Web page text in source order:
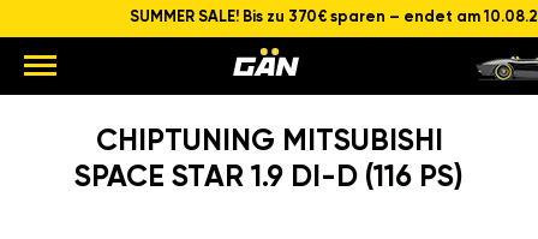
SUMMER SALE! Bis zu 370€ sparen – endet am
CHIPTUNING MITSUBISHI
SPACE STAR 1.9 DI-D (116 PS)